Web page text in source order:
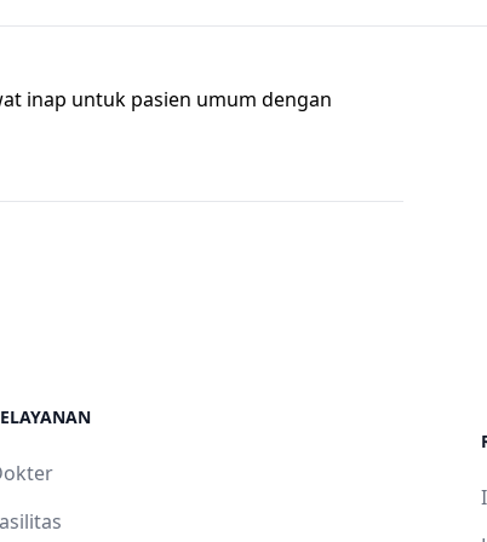
inap untuk pasien umum dengan